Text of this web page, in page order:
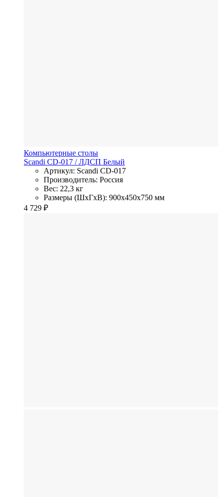
Компьютерные столы
Scandi CD-017 / ЛДСП Белый
Артикул: Scandi CD-017
Производитель: Россия
Вес: 22,3 кг
Размеры (ШхГхВ): 900x450x750 мм
4 729 ₽